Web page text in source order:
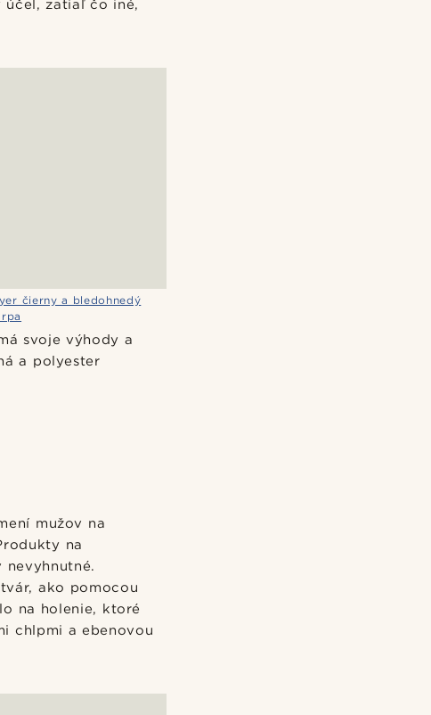
zatiaľ čo iné,
čierny a bledohnedý
svoje výhody a
a polyester
mužov na
na
ako pomocou
na holenie, ktoré
chlpmi a ebenovou